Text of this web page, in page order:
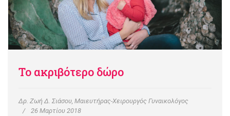
Το ακριβότερο δώρο
Δρ. Ζωή Δ. Σιάσου, Μαιευτήρας-Χειρουργός Γυναικολόγος
26 Μαρτίου 2018